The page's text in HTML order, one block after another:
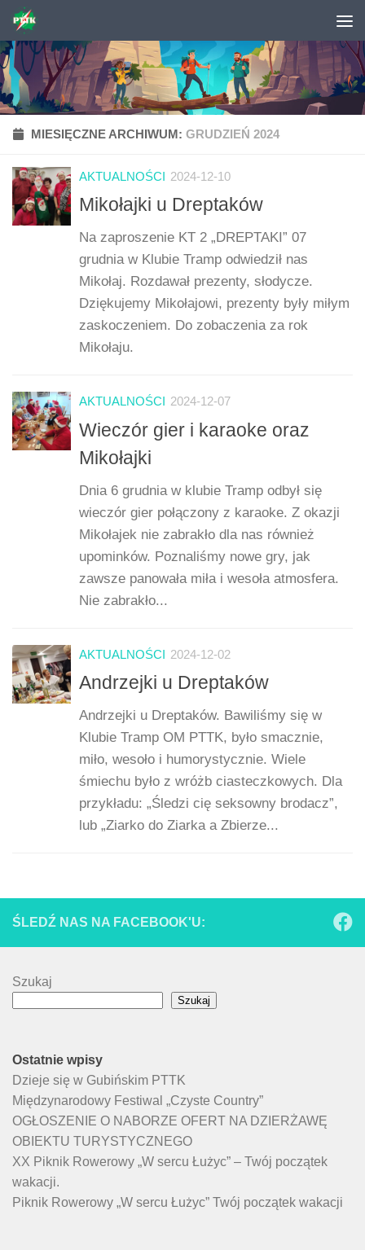
Skip to content
MIESIĘCZNE ARCHIWUM: GRUDZIEŃ 2024
AKTUALNOŚCI 2024-12-10
Mikołajki u Dreptaków
Na zaproszenie KT 2 „DREPTAKI” 07
grudnia w Klubie Tramp odwiedził nas
Mikołaj. Rozdawał prezenty, słodycze.
Dziękujemy Mikołajowi, prezenty były miłym
zaskoczeniem. Do zobaczenia za rok
Mikołaju.
AKTUALNOŚCI 2024-12-07
Wieczór gier i karaoke oraz
Mikołajki
Dnia 6 grudnia w klubie Tramp odbył się
wieczór gier połączony z karaoke. Z okazji
Mikołajek nie zabrakło dla nas również
upominków. Poznaliśmy nowe gry, jak
zawsze panowała miła i wesoła atmosfera.
Nie zabrakło...
AKTUALNOŚCI 2024-12-02
Andrzejki u Dreptaków
Andrzejki u Dreptaków. Bawiliśmy się w
Klubie Tramp OM PTTK, było smacznie,
miło, wesoło i humorystycznie. Wiele
śmiechu było z wróżb ciasteczkowych. Dla
przykładu: „Śledzi cię seksowny brodacz”,
lub „Ziarko do Ziarka a Zbierze...
ŚLEDŹ NAS NA FACEBOOK'U:
Szukaj
Szukaj
Ostatnie wpisy
Dzieje się w Gubińskim PTTK
Międzynarodowy Festiwal „Czyste Country”
OGŁOSZENIE O NABORZE OFERT NA DZIERŻAWĘ
OBIEKTU TURYSTYCZNEGO
XX Piknik Rowerowy „W sercu Łużyc” – Twój początek
wakacji.
Piknik Rowerowy „W sercu Łużyc” Twój początek wakacji